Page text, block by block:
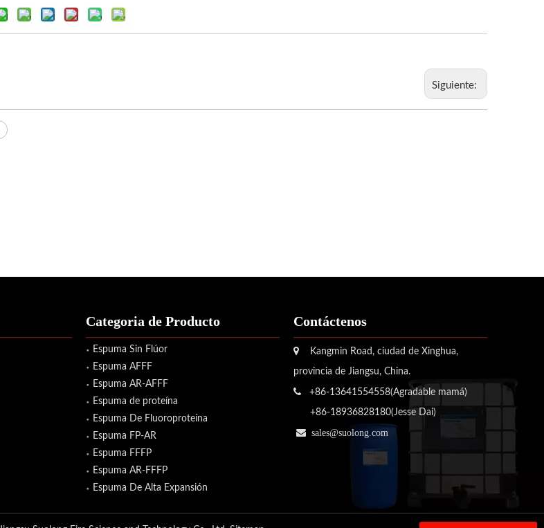
Siguiente:
Categoria de Producto
Espuma Sin Flúor
Espuma AFFF
Espuma AR-AFFF
Espuma de proteína
Espuma De Fluoroproteína
Espuma FP-AR
Espuma FFFP
Espuma AR-FFFP
Espuma De Alta Expansión
Contáctenos
 Kangmin Road, ciudad de Xinghua,
provincia de Jiangsu, China.
 +86-13641554558(Agradable mamá)
+86-18936828180(Jesse Dai)
 sales@suolong.com